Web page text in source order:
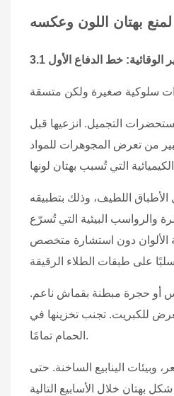
بهتان اللون وعكسه
الوقائية: خط الدفاع الأول
التجميل. انزعيها قبل
من تعرض المجوهرات للمواد
اللطيف، وذلك بتطبيقه
والرواسب البيئية التي تُسرّع
الألوان دون استشارة متخصص
أو حجرة مبطنة بقماش ناعم.
للكبريت. تجنب تخزينها في
الحمام تمامًا.
وبيئات الينابيع الساخنة. حتى